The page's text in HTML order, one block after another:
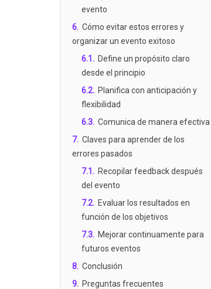
evento
6. Cómo evitar estos errores y
organizar un evento exitoso
6.1 . Define un propósito claro
desde el principio
6.2. Planifica con anticipación y
flexibilidad
6.3. Comunica de manera efectiva
7. Claves para aprender de los
errores pasados
7.1 . Recopilar feedback después
del evento
7.2. Evaluar los resultados en
función de los objetivos
7.3. Mejorar continuamente para
futuros eventos
8. Conclusión
9. Preguntas frecuentes